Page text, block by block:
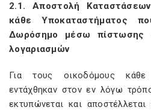
2.1. Αποστολή
κάθε Υποκαταστήματος
Δωρόσημο μέσω πίστωσης
λογαριασμών
Για τους οικοδόμους κάθε
εντάχθηκαν στον εν λόγω
εκτυπώνεται και